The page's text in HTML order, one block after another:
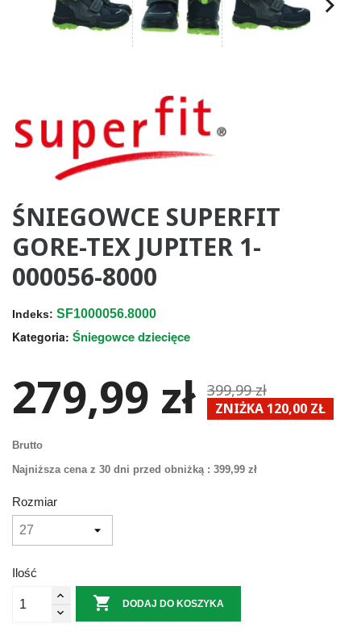
ŚNIEGOWCE SUPERFIT
GORE-TEX JUPITER 1-
000056-8000
Indeks: SF1000056.8000
Kategoria: Śniegowce dziecięce
279,99 zł 399,99 zł
ZNIŻKA 120,00 ZŁ
Brutto
Najniższa cena z 30 dni przed obniżką : 399,99 zł
Rozmiar
Ilość
 DODAJ DO KOSZYKA